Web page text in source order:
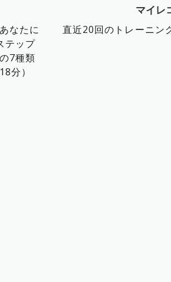
なたに
テップ
7種類
分）
マイレ
直近20回のトレーニン